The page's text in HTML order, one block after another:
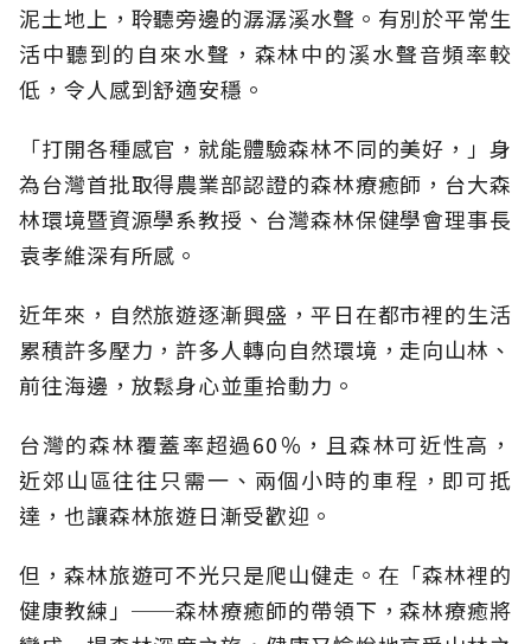
泥土地上，聆聽旁邊的潺潺溪水聲。有別於平常生
活中聽到的自來水聲，森林中的溪水聲音頻率較
低，令人感到舒適安穩。
「打開各種感官，就能體驗森林不同的美好，」身
為台灣首批取得農業部認證的森林療癒師，台大森
林環境暨資源學系教授、台灣森林保健學會理事長
袁孝維深有所感。
近年來，自然旅遊逐漸興盛，平日在都市裡的生活
累積許多壓力，許多人轉向自然環境，走向山林、
前往海邊，放鬆身心並重拾動力。
台灣的森林覆蓋率超過60％，且森林可近性高，
近郊山區往往只需一、兩個小時的車程，即可抵
達，也讓森林旅遊日漸受歡迎。
但，森林旅遊可不光只是爬山健走。在「森林裡的
健康教練」──森林療癒師的帶領下，森林療癒將